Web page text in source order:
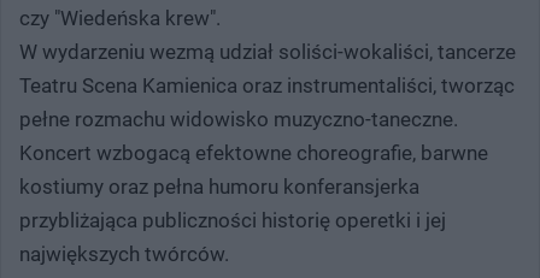
czy "Wiedeńska krew".
W wydarzeniu wezmą udział soliści-wokaliści, tancerze
Teatru Scena Kamienica oraz instrumentaliści, tworząc
pełne rozmachu widowisko muzyczno-taneczne.
Koncert wzbogacą efektowne choreografie, barwne
kostiumy oraz pełna humoru konferansjerka
przybliżająca publiczności historię operetki i jej
największych twórców.